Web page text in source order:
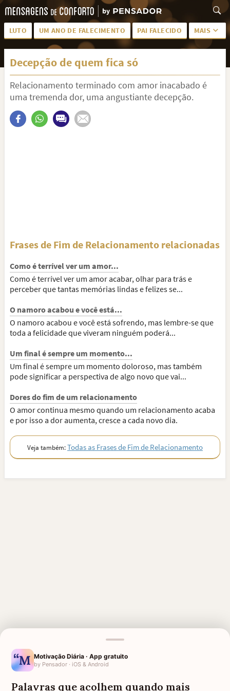
LUTO UM ANO DE FALECIMENTO PAI FALECIDO MAIS
LUTO PARA AMIGA PALAVRAS
SAUDADES DA MÃE
PÊSAMES PARA AMIGA DESCANSE EM PAZ
FRASES DE LUTO PARA AMIGO
Decepção de quem fica só
Relacionamento terminado com amor inacabado é
uma tremenda dor, uma angustiante decepção.
Frases de Fim de Relacionamento relacionadas
Como é terrível ver um amor...
Como é terrível ver um amor acabar, olhar para trás e
perceber que tantas memórias lindas e felizes se...
O namoro acabou e você está...
O namoro acabou e você está sofrendo, mas lembre-se que
toda a felicidade que viveram ninguém poderá...
Um final é sempre um momento...
Um final é sempre um momento doloroso, mas também
pode significar a perspectiva de algo novo que vai...
Dores do fim de um relacionamento
O amor continua mesmo quando um relacionamento acaba
e por isso a dor aumenta, cresce a cada novo dia.
Veja também:Todas as Frases de Fim de Relacionamento
MENSAGENS RELACIONADAS
Motivação Diária · App gratuito
by Pensador · iOS & Android
Palavras que acolhem quando mais